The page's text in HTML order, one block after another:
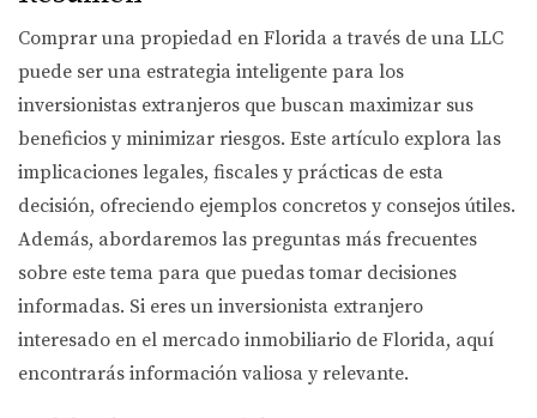
Comprar una propiedad en Florida a través de una LLC
puede ser una estrategia inteligente para los
inversionistas extranjeros que buscan maximizar sus
beneficios y minimizar riesgos. Este artículo explora las
implicaciones legales, fiscales y prácticas de esta
decisión, ofreciendo ejemplos concretos y consejos útiles.
Además, abordaremos las preguntas más frecuentes
sobre este tema para que puedas tomar decisiones
informadas. Si eres un inversionista extranjero
interesado en el mercado inmobiliario de Florida, aquí
encontrarás información valiosa y relevante.